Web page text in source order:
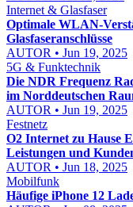
Internet & Glasfaser
Optimale WLAN-
Glasfaseranschlüsse
AUTOR • Jun 19, 2025
5G & Funktechnik
Die NDR Frequenz
im Norddeutschen
AUTOR • Jun 19, 2025
Festnetz
O2 Internet zu Hause
Leistungen und
AUTOR • Jun 18, 2025
Mobilfunk
Häufige iPhone 12